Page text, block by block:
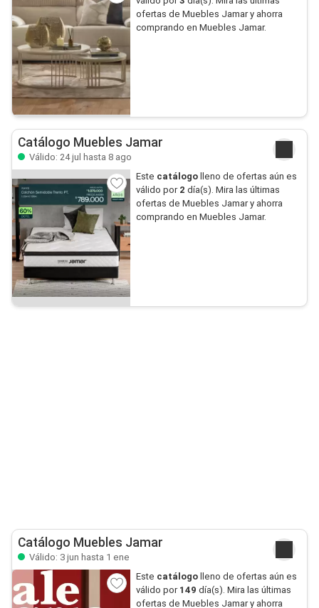
ofertas de Muebles Jamar y ahorra
comprando en Muebles Jamar.
Catálogo Muebles Jamar
Válido: 24 jul hasta 8 ago
Este catálogolleno de ofertas aún es
válido por 2 día(s). Mira las últimas
ofertas de Muebles Jamar y ahorra
comprando en Muebles Jamar.
Catálogo Muebles Jamar
Válido: 3 jun hasta 1 ene
Este catálogolleno de ofertas aún es
válido por 149 día(s). Mira las últimas
ofertas de Muebles Jamar y ahorra